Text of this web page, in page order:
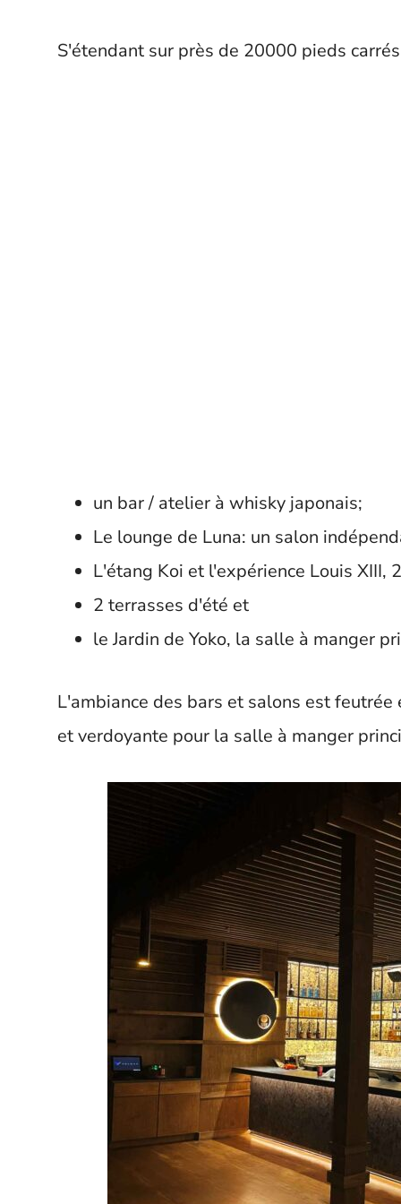
S'étendant sur près de 20000 pieds
un bar / atelier à whisky japonais;
Le lounge de Luna: un salon
L'étang Koi et l'expérience Louis XIII,
2 terrasses d'été et
le Jardin de Yoko, la salle à manger
L'ambiance des bars et salons est
et verdoyante pour la salle à manger